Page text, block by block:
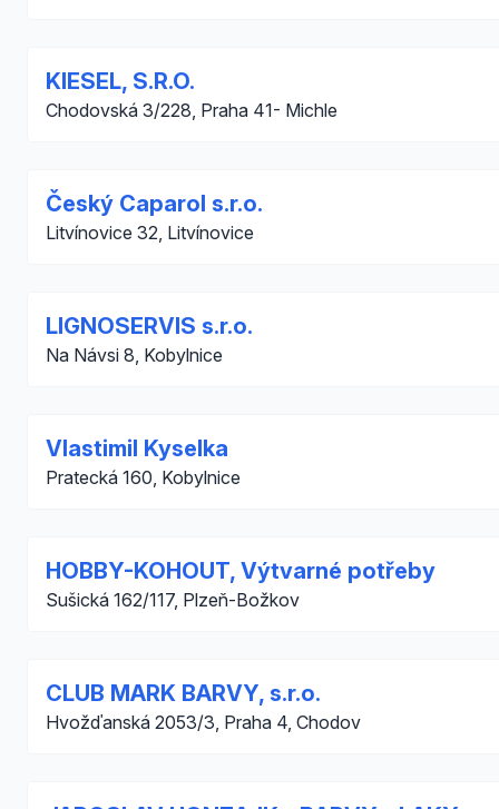
KIESEL, S.R.O.
Chodovská 3/228, Praha 41- Michle
Český Caparol s.r.o.
Litvínovice 32, Litvínovice
LIGNOSERVIS s.r.o.
Na Návsi 8, Kobylnice
Vlastimil Kyselka
Pratecká 160, Kobylnice
HOBBY-KOHOUT, Výtvarné potřeby
Sušická 162/117, Plzeň-Božkov
CLUB MARK BARVY, s.r.o.
Hvožďanská 2053/3, Praha 4, Chodov